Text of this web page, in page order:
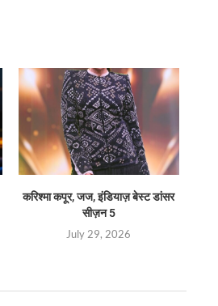
करिश्मा कपूर, जज, इंडियाज़ बेस्ट डांसर
सीज़न 5
July 29, 2026